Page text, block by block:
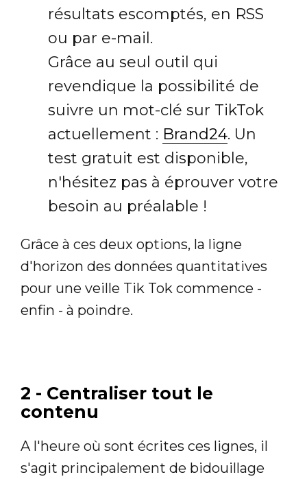
résultats escomptés, en RSS
ou par e-mail.
Grâce au seul outil qui
revendique la possibilité de
suivre un mot-clé sur TikTok
actuellement : Brand24. Un
test gratuit est disponible,
n'hésitez pas à éprouver votre
besoin au préalable !
Grâce à ces deux options, la ligne
d'horizon des données quantitatives
pour une veille Tik Tok commence -
enfin - à poindre.
2 - Centraliser tout le
contenu
A l'heure où sont écrites ces lignes, il
s'agit principalement de bidouillage